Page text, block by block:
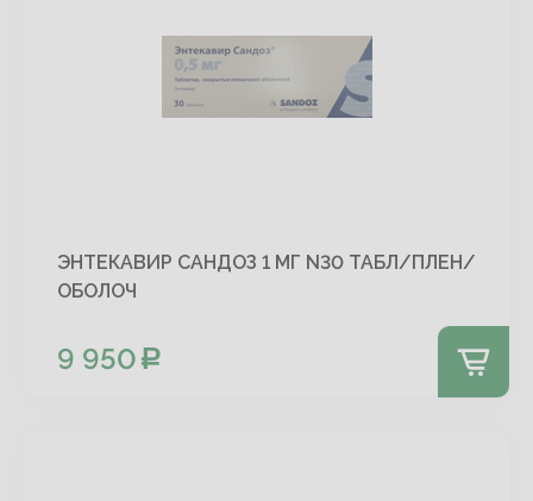
ЭНТЕКАВИР САНДОЗ 1 МГ N30 ТАБЛ/ПЛЕН/
ОБОЛОЧ
9 950